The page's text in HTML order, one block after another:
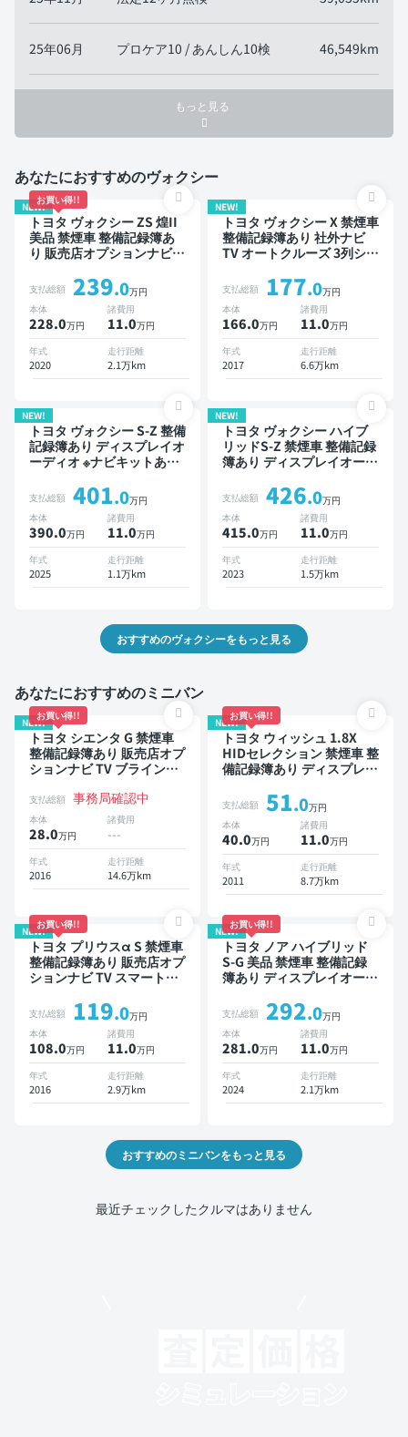
25年06月 プロケア10 / あんしん10検 46,549km
もっと見る
あなたにおすすめのヴォクシー
NEW!
お買い得!!
トヨタ ヴォクシー ZS 煌II
美品 禁煙車 整備記録簿あ
り 販売店オプションナビ
ト スマートキー ETC バッ
クモニター ドライブレコー
ダー 衝突軽減 両側電動ス
ライドドア 7人乗り
支払総額 239.0万円
本体
228.0万円
諸費用
11.0万円
年式
2020
走行距離
2.1万km
NEW!
トヨタ ヴォクシー X 禁煙車
整備記録簿あり 社外ナビ
TV オートクルーズ 3列シー
ックモニター 社外アルミ
衝突軽減 両側電動スライド
ドア ローダウン 8人乗り
支払総額 177.0万円
本体
166.0万円
諸費用
11.0万円
年式
2017
走行距離
6.6万km
NEW!
トヨタ ヴォクシー S-Z 整備
記録簿あり ディスプレイオ
ーディオ ※ナビキットあり
スマートキー ETC 電動バ
ックドア バックモニター
ドライブレコーダー 衝突軽
減 両側電動スライドドア 7
人乗り
支払総額 401.0万円
本体
390.0万円
諸費用
11.0万円
年式
2025
走行距離
1.1万km
NEW!
トヨタ ヴォクシー ハイブ
リッドS-Z 禁煙車 整備記録
簿あり ディスプレイオーデ
後席モニター ブラインドス
ポットモニター デジタルイ
ンナーミラー オートクルー
ズ 3列シート スマートキー
ETC 電動バックドア バッ
クモニター 全方位カメラ
ドライブレコーダー 衝突軽
支払総額 426.0万円
本体
415.0万円
諸費用
11.0万円
年式
2023
走行距離
1.5万km
おすすめのヴォクシーをもっと見る
あなたにおすすめのミニバン
NEW!
お買い得!!
トヨタ シエンタ G 禁煙車
整備記録簿あり 販売店オプ
ションナビ TV ブラインド
ト スマートキー バックモ
ニター ドライブレコーダー
衝突軽減 両側電動スライド
ドア 7人乗り
支払総額 事務局確認中
本体
28.0万円
諸費用
---
年式
2016
走行距離
14.6万km
NEW!
お買い得!!
トヨタ ウィッシュ 1.8X
HIDセレクション 禁煙車 整
備記録簿あり ディスプレイ
り 後席モニター スマート
キー ETC ドライブレコー
ダー
支払総額 51.0万円
本体
40.0万円
諸費用
11.0万円
年式
2011
走行距離
8.7万km
NEW!
お買い得!!
トヨタ プリウスα S 禁煙車
整備記録簿あり 販売店オプ
ションナビ TV スマートキ
支払総額 119.0万円
本体
108.0万円
諸費用
11.0万円
年式
2016
走行距離
2.9万km
NEW!
お買い得!!
トヨタ ノア ハイブリッド
S-G 美品 禁煙車 整備記録
簿あり ディスプレイオーデ
オートクルーズ 3列シート
スマートキー ETC バック
モニター ドライブレコーダ
ー 衝突軽減 両側電動スラ
イドドア 7人乗り
支払総額 292.0万円
本体
281.0万円
諸費用
11.0万円
年式
2024
走行距離
2.1万km
おすすめのミニバンをもっと見る
最近チェックしたクルマはありません